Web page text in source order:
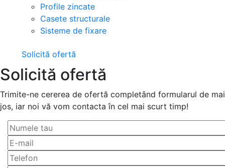
Profile zincate
Casete structurale
Sisteme de fixare
Solicită ofertă
Solicită ofertă
Trimite-ne cererea de ofertă completând formularul de mai
jos, iar noi vă vom contacta în cel mai scurt timp!